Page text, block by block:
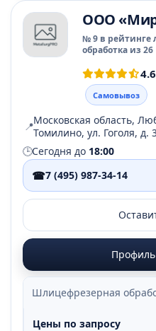
ООО
№ 9 в
обработка из 26
4.6
Самовывоз
📍Московская область,
Томилино, ул. Гоголя, д.
🕒Сегодня до 18:00
☎7 (495) 987-34-14
Шлицефрезерная
Цены по запросу